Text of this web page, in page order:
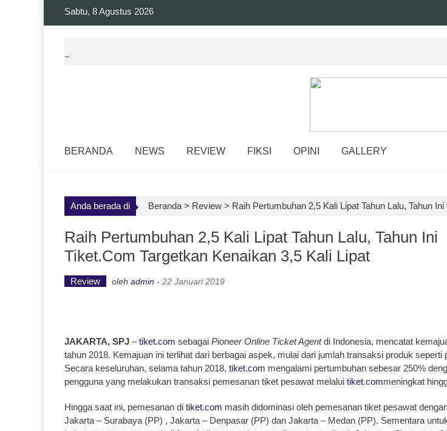
Sabtu, 8 Agustus 2026
BERANDA NEWS REVIEW FIKSI OPINI GALLERY
Anda berada di Beranda > Review > Raih Pertumbuhan 2,5 Kali Lipat Tahun Lalu, Tahun
Raih Pertumbuhan 2,5 Kali Lipat Tahun Lalu, Tahun Ini
Tiket.com Targetkan Kenaikan 3,5 Kali Lipat
Review oleh admin - 22 Januari 2019
JAKARTA, SPJ –tiket.com sebagai Pioneer Online Ticket Agentdi Indonesia, mencatat
tahun 2018. Kemajuan ini terlihat dari berbagai aspek, mulai dari jumlah transaksi produk seperti
Secara keseluruhan, selama tahun 2018, tiket.com mengalami pertumbuhan sebesar 250%
pengguna yang melakukan transaksi pemesanan tiket pesawat melalui tiket.commeningkat
Hingga saat ini, pemesanan di tiket.com masih didominasi oleh pemesanan tiket pesawat
Jakarta – Surabaya (PP) , Jakarta – Denpasar (PP) dan Jakarta – Medan (PP). Sementara